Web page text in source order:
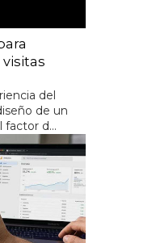
del
de un
factor d...